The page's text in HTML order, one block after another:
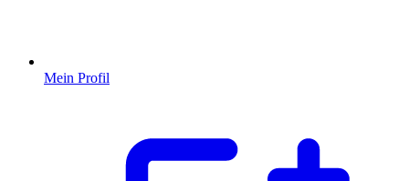
Mein Profil